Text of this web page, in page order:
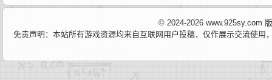
© 2024-2026 www.925sy.com
免责声明：本站所有游戏资源均来自互联网用户投稿，仅作展示交流使